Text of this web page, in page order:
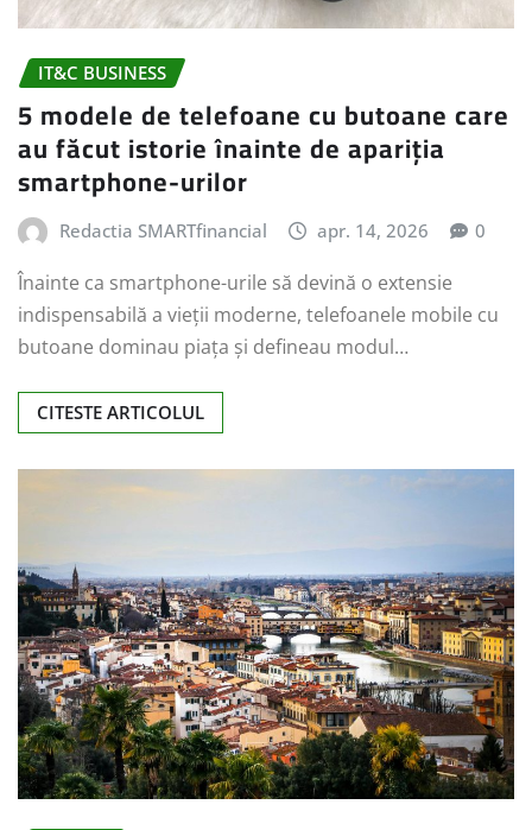
IT&C BUSINESS
5 modele de telefoane cu butoane care
au făcut istorie înainte de apariția
smartphone-urilor
Redactia SMARTfinancial apr. 14, 2026 0
Înainte ca smartphone-urile să devină o extensie
indispensabilă a vieții moderne, telefoanele mobile cu
butoane dominau piața și defineau modul…
CITESTE ARTICOLUL